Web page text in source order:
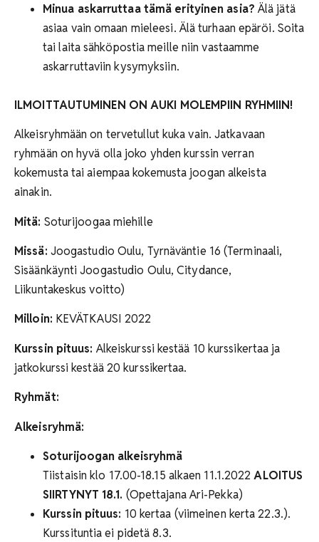
Minua askarruttaa tämä erityinen asia? Älä jätä
asiaa vain omaan mieleesi. Älä turhaan epäröi. Soita
tai laita sähköpostia meille niin vastaamme
askarruttaviin kysymyksiin.
ILMOITTAUTUMINEN ON AUKI MOLEMPIIN RYHMIIN!
Alkeisryhmään on tervetullut kuka vain. Jatkavaan
ryhmään on hyvä olla joko yhden kurssin verran
kokemusta tai aiempaa kokemusta joogan alkeista
ainakin.
Mitä: Soturijoogaa miehille
Missä: Joogastudio Oulu, Tyrnäväntie 16 (Terminaali,
Sisäänkäynti Joogastudio Oulu, Citydance,
Liikuntakeskus voitto)
Milloin: KEVÄTKAUSI 2022
Kurssin pituus: Alkeiskurssi kestää 10 kurssikertaa ja
jatkokurssi kestää 20 kurssikertaa.
Ryhmät:
Alkeisryhmä:
Soturijoogan alkeisryhmä
Tiistaisin klo 17.00-18.15 alkaen 11.1.2022ALOITUS
SIIRTYNYT 18.1. (Opettajana Ari-Pekka)
Kurssin pituus: 10 kertaa (viimeinen kerta 22.3.).
Kurssituntia ei pidetä 8.3.